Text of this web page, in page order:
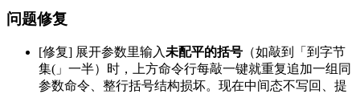
问题修复
[修复] 展开参数里输入未配平的括号 （如敲到「到字节
集(」一半）时，上方命令行每敲一键就重复追加一组同
参数命令、整行括号结构损坏。现在中间态不写回、提